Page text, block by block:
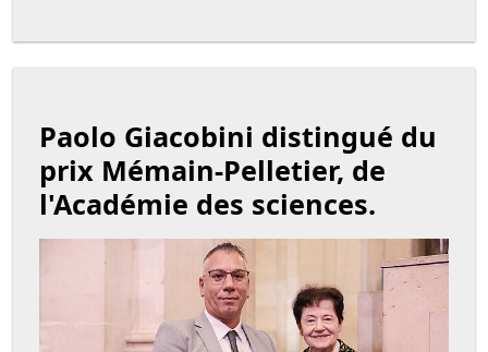
Paolo Giacobini distingué du
prix Mémain-Pelletier, de
l'Académie des sciences.